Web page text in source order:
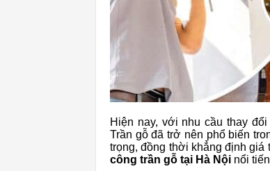
Hiện nay, với nhu cầu thay
Trần gỗ đã trở nên phổ biến
trọng, đồng thời khẳng định
công trần gỗ tại Hà Nội nổi